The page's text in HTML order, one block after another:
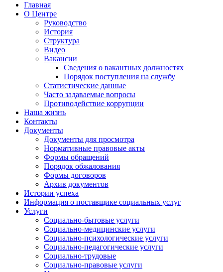
Главная
О Центре
Руководство
История
Структура
Видео
Вакансии
Сведения о вакантных должностях
Порядок поступления на службу
Статистические данные
Часто задаваемые вопросы
Противодействие коррупции
Наша жизнь
Контакты
Документы
Документы для просмотра
Нормативные правовые акты
Формы обращений
Порядок обжалования
Формы договоров
Архив документов
Истории успеха
Информация о поставщике социальных услуг
Услуги
Социально-бытовые услуги
Социально-медицинские услуги
Социально-психологические услуги
Социально-педагогические услуги
Социально-трудовые
Социально-правовые услуги